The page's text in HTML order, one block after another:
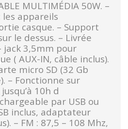
MULTIMÉDIA 50W. –
appareils
casque. – Support
le dessus. – Livrée
jack 3,5mm pour
( AUX-IN, câble inclus).
micro SD (32 Gb
– Fonctionne sur
10h d
par USB ou
inclus, adaptateur
– FM : 87,5 – 108 Mhz,